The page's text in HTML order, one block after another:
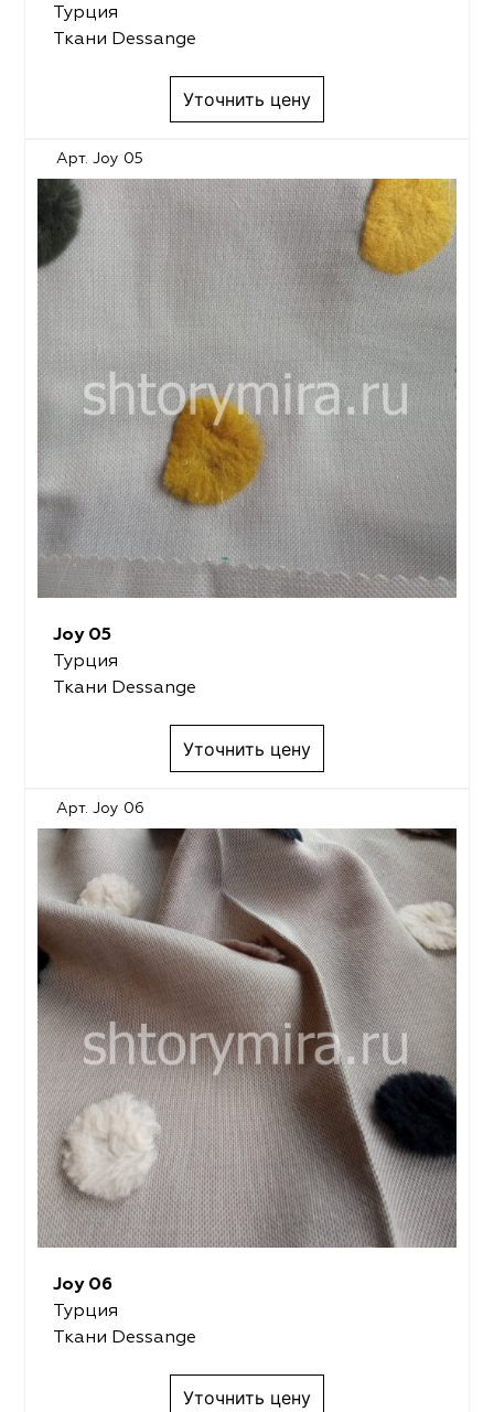
Турция
Ткани Dessange
Уточнить цену
Арт. Joy 05
Joy 05
Турция
Ткани Dessange
Уточнить цену
Арт. Joy 06
Joy 06
Турция
Ткани Dessange
Уточнить цену